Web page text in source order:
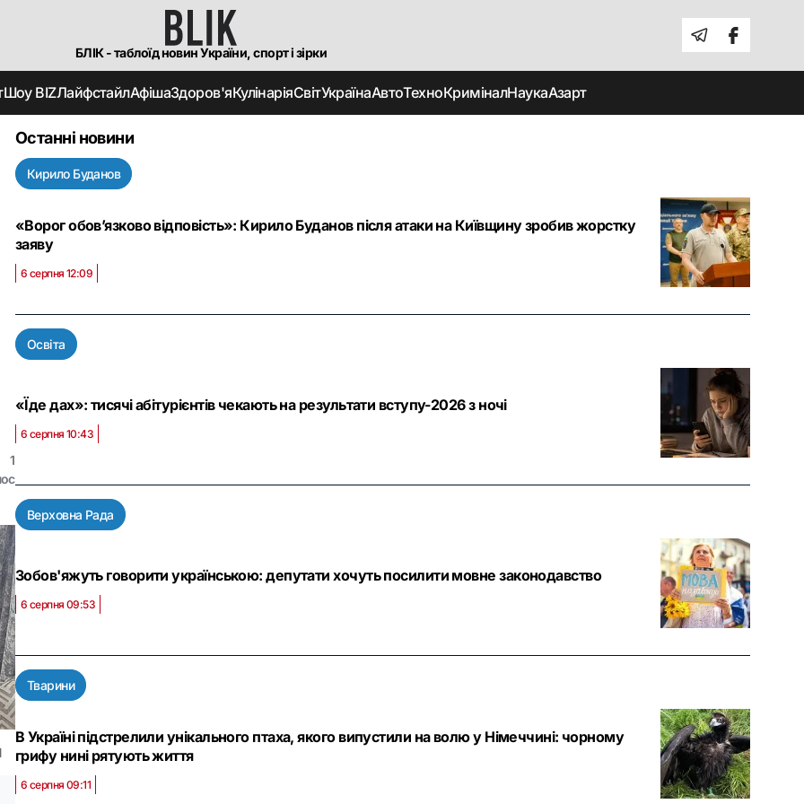
БЛІК - таблоїд новин України, спорт і зірки
Шоу BIZЛайфстайлАфішаЗдоров'яКулінаріяСвітУкраїнаАвтоТехноКриміналНаукаАзарт
1
Останні новини
Кирило Буданов
«Ворог обов’язково відповість»: Кирило Буданов після атаки на Київщину зробив жорстку
заяву
6 серпня 12:09
Освіта
«Їде дах»: тисячі абітурієнтів чекають на результати вступу-2026 з ночі
6 серпня 10:43
Верховна Рада
Зобов'яжуть говорити українською: депутати хочуть посилити мовне законодавство
6 серпня 09:53
Тварини
В Україні підстрелили унікального птаха, якого випустили на волю у Німеччині: чорному
грифу нині рятують життя
6 серпня 09:11